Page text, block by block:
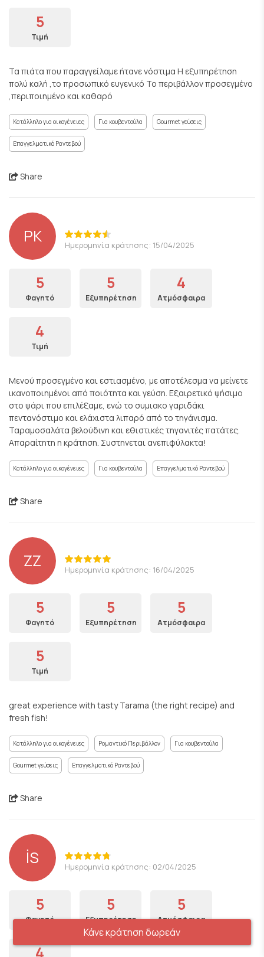
5
Τιμή
Τα πιάτα που παραγγείλαμε ήτανε νόστιμα Η εξυπηρέτηση
πολύ καλή ,το προσωπικό ευγενικό Το περιβάλλον προσεγμένο
,περιποιημένο και καθαρό
Κατάλληλο για οικογένειες Για κουβεντούλα Gourmet γεύσεις
Επαγγελματικό Ραντεβού
Share
PK Ημερομηνία κράτησης: 15/04/2025
5
Φαγητό
5
Εξυπηρέτηση
4
Ατμόσφαιρα
4
Τιμή
Μενού προσεγμένο και εστιασμένο, με αποτέλεσμα να μείνετε
ικανοποιημένοι από ποιότητα και γεύση. Εξαιρετικό ψήσιμο
στο ψάρι που επιλέξαμε, ενώ το συμιακο γαριδάκι
πεντανόστιμο και ελάχιστα λιπαρό από το τηγάνισμα.
Ταραμοσαλάτα βελούδινη και εθιστικές τηγανιτές πατάτες.
Απαραίτητη η κράτηση. Συστηνεται ανεπιφύλακτα!
Κατάλληλο για οικογένειες Για κουβεντούλα Επαγγελματικό Ραντεβού
Share
ZZ Ημερομηνία κράτησης: 16/04/2025
5
Φαγητό
5
Εξυπηρέτηση
5
Ατμόσφαιρα
5
Τιμή
great experience with tasty Tarama (the right recipe) and
fresh fish!
Κατάλληλο για οικογένειες Ρομαντικό Περιβάλλον Για κουβεντούλα
Gourmet γεύσεις Επαγγελματικό Ραντεβού
Share
İS Ημερομηνία κράτησης: 02/04/2025
5
Φαγητό
5
Εξυπηρέτηση
5
Ατμόσφαιρα
4
Κάνε κράτηση δωρεάν